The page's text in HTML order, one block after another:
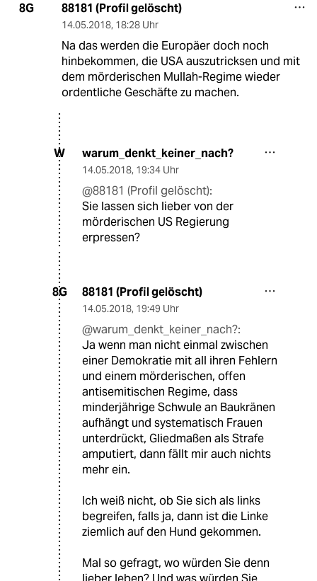
8G 88181 (Profil gelöscht)
14.05.2018, 18:28 Uhr
Na das werden die Europäer doch noch
hinbekommen, die USA auszutricksen und mit
dem mörderischen Mullah-Regime wieder
ordentliche Geschäfte zu machen.
W warum_denkt_keiner_nach?
14.05.2018, 19:34 Uhr
@88181 (Profil gelöscht):
Sie lassen sich lieber von der
mörderischen US Regierung
erpressen?
8G 88181 (Profil gelöscht)
14.05.2018, 19:49 Uhr
@warum_denkt_keiner_nach?:
Ja wenn man nicht einmal zwischen
einer Demokratie mit all ihren Fehlern
und einem mörderischen, offen
antisemitischen Regime, dass
minderjährige Schwule an Baukränen
aufhängt und systematisch Frauen
unterdrückt, Gliedmaßen als Strafe
amputiert, dann fällt mir auch nichts
mehr ein.
Ich weiß nicht, ob Sie sich als links
begreifen, falls ja, dann ist die Linke
ziemlich auf den Hund gekommen.
Mal so gefragt, wo würden Sie denn